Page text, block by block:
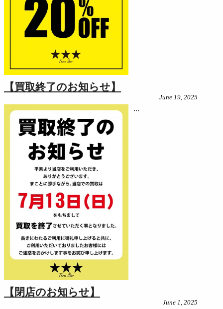
【買取終了のお知らせ】
June 19, 2025
...
【閉店のお知らせ】
June 1, 2025